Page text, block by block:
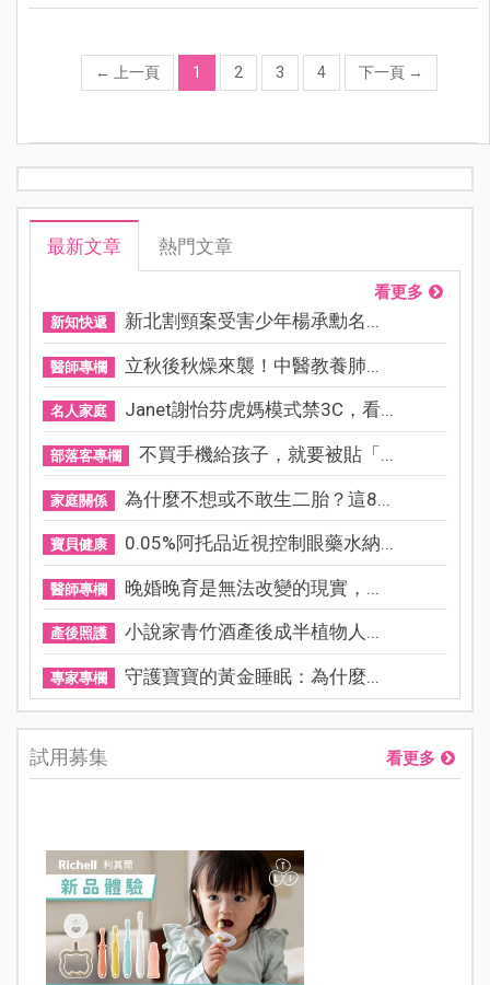
← 上一頁 1 2 3 4 下一頁 →
最新文章 熱門文章
看更多
新知快遞 新北割頸案受害少年楊承勳名...
醫師專欄 立秋後秋燥來襲！中醫教養肺...
名人家庭 Janet謝怡芬虎媽模式禁3C，看...
部落客專欄 不買手機給孩子，就要被貼「...
家庭關係 為什麼不想或不敢生二胎？這8...
寶貝健康 0.05%阿托品近視控制眼藥水納...
醫師專欄 晚婚晚育是無法改變的現實，...
產後照護 小說家青竹酒產後成半植物人...
專家專欄 守護寶寶的黃金睡眠：為什麼...
試用募集 看更多